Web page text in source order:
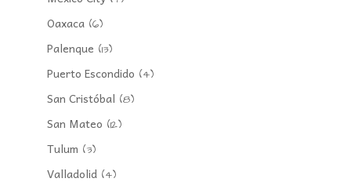
Oaxaca(6)
Palenque (13)
Puerto Escondido (4)
San Cristóbal (8)
San Mateo (12)
Tulum (3)
Valladolid(4)